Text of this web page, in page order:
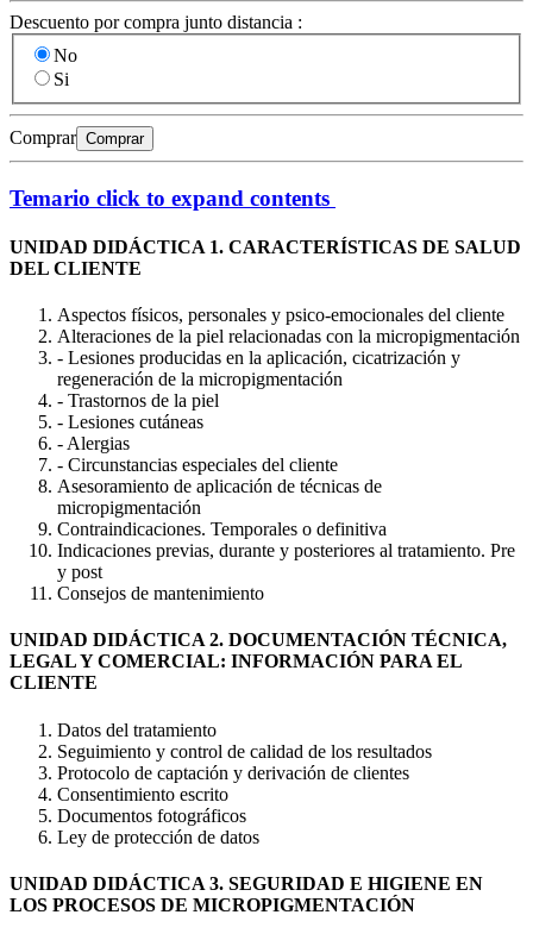
Descuento por compra junto distancia :
No
Si
Comprar Comprar
Temario click to expand contents
UNIDAD DIDÁCTICA 1. CARACTERÍSTICAS DE SALUD
DEL CLIENTE
Aspectos físicos, personales y psico-emocionales del cliente
Alteraciones de la piel relacionadas con la micropigmentación
- Lesiones producidas en la aplicación, cicatrización y
regeneración de la micropigmentación
- Trastornos de la piel
- Lesiones cutáneas
- Alergias
- Circunstancias especiales del cliente
Asesoramiento de aplicación de técnicas de
micropigmentación
Contraindicaciones. Temporales o definitiva
Indicaciones previas, durante y posteriores al tratamiento. Pre
y post
Consejos de mantenimiento
UNIDAD DIDÁCTICA 2. DOCUMENTACIÓN TÉCNICA,
LEGAL Y COMERCIAL: INFORMACIÓN PARA EL
CLIENTE
Datos del tratamiento
Seguimiento y control de calidad de los resultados
Protocolo de captación y derivación de clientes
Consentimiento escrito
Documentos fotográficos
Ley de protección de datos
UNIDAD DIDÁCTICA 3. SEGURIDAD E HIGIENE EN
LOS PROCESOS DE MICROPIGMENTACIÓN